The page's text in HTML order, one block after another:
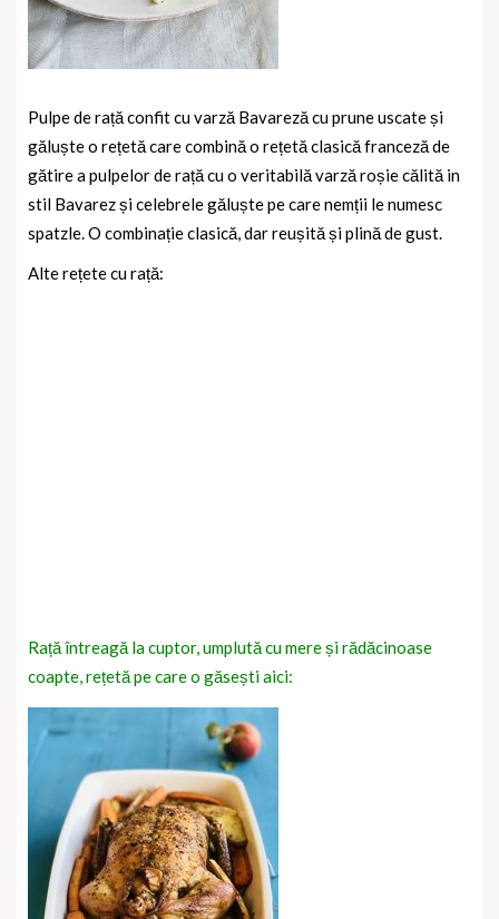
Pulpe de rață confit cu varză Bavareză cu prune uscate și
găluște o rețetă care combină o rețetă clasică franceză de
gătire a pulpelor de rață cu o veritabilă varză roșie călită in
stil Bavarez și celebrele găluște pe care nemții le numesc
spatzle. O combinație clasică, dar reușită și plină de gust.
Alte rețete cu rață:
Rață întreagă la cuptor, umplută cu mere și rădăcinoase
coapte, rețetă pe care o găsești aici: